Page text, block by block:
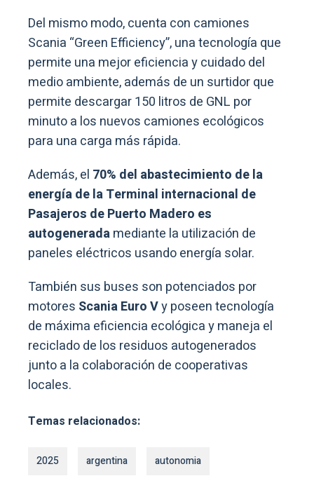
Del mismo modo, cuenta con camiones
Scania “Green Efficiency”, una tecnología que
permite una mejor eficiencia y cuidado del
medio ambiente, además de un surtidor que
permite descargar 150 litros de GNL por
minuto a los nuevos camiones ecológicos
para una carga más rápida.
Además, el 70% del abastecimiento de la
energía de la Terminal internacional de
Pasajeros de Puerto Madero es
autogeneradamediante la utilización de
paneles eléctricos usando energía solar.
También sus buses son potenciados por
motores Scania Euro Vy poseen tecnología
de máxima eficiencia ecológica y maneja el
reciclado de los residuos autogenerados
junto a la colaboración de cooperativas
locales.
Temas relacionados:
2025 argentina autonomia